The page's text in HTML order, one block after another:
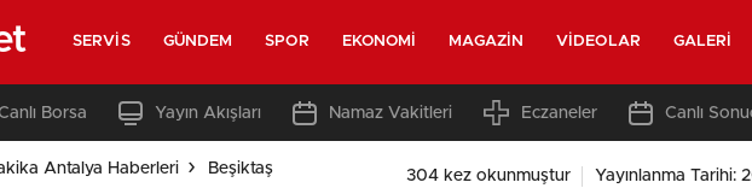
SERVIS GÜNDEM SPOR EKONOMI MAGAZIN VIDEOLAR GALERI
Borsa Yayın Akışları Namaz Vakitleri Eczaneler Canlı
Antalya Haberleri Beşiktaş 304 kez okunmuştur Yayınlanma Tarihi: